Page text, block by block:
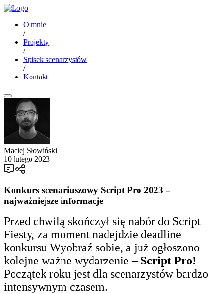
O mnie
/
Projekty
/
Spisek scenarzystów
/
Kontakt
Maciej Słowiński
10 lutego 2023
Konkurs scenariuszowy Script Pro 2023 –
najważniejsze informacje
Przed chwilą skończył się nabór do Script
Fiesty, za moment nadejdzie deadline
konkursu Wyobraź sobie, a już ogłoszono
kolejne ważne wydarzenie – Script Pro!
Początek roku jest dla scenarzystów bardzo
intensywnym czasem.